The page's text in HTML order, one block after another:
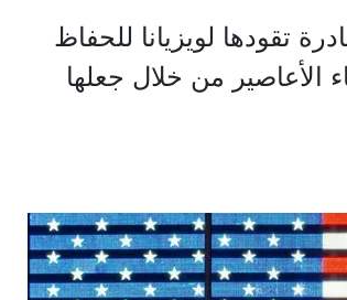
دولار مبادرة تقودها لويزيانا للحفاظ
الأعاصير من خلال جعلها